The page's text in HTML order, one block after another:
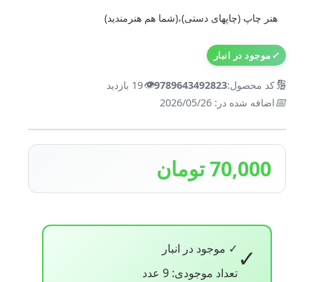
هنر چاپ (چاپهای دستی)،(شما هم هنرمندید)
✓موجود در انبار
🔢کد محصول:9789643492823
👁️19 بازدید
📅اضافه شده در: 2026/05/26
70,000 تومان
✓ ✓ موجود در انبار
تعداد موجودی: 9 عدد